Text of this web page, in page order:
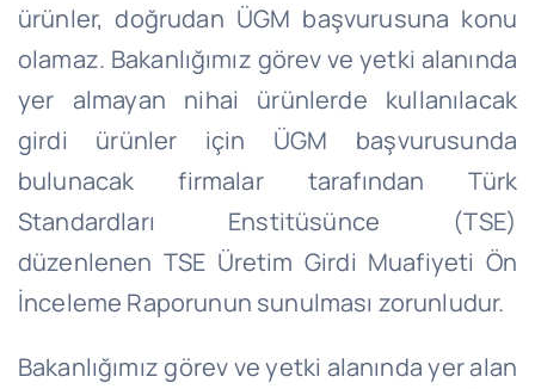
ürünler, doğrudan ÜGM başvurusuna konu
olamaz. Bakanlığımız görev ve yetki alanında
yer almayan nihai ürünlerde kullanılacak
girdi ürünler için ÜGM başvurusunda
bulunacak firmalar tarafından Türk
Standardları Enstitüsünce (TSE)
düzenlenen TSE Üretim Girdi Muafiyeti Ön
İnceleme Raporunun sunulması zorunludur.
Bakanlığımız görev ve yetki alanında yer alan